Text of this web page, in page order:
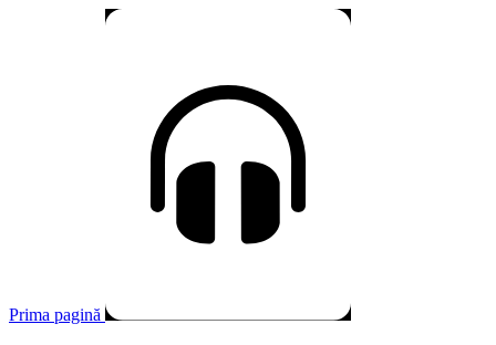
Prima pagină